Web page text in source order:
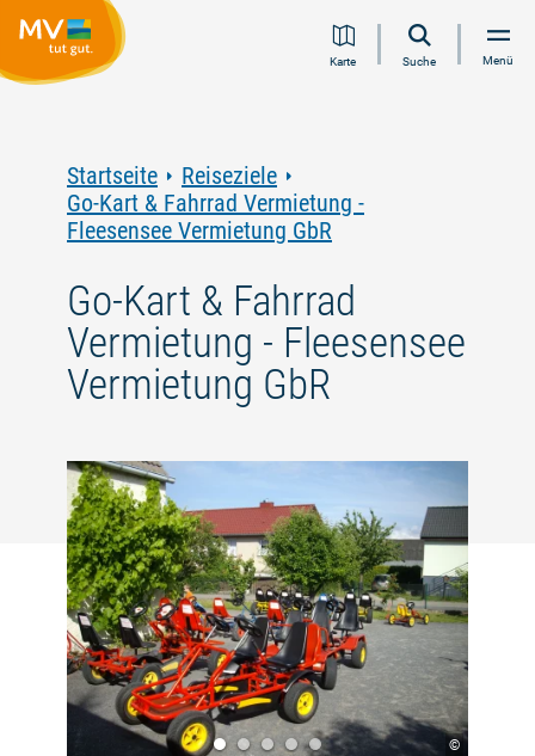
Inhalt
Navigation
Volltextsuche
FooterKarte Suche Menü
Startseite
Reiseziele
Go-Kart & Fahrrad Vermietung -
Fleesensee Vermietung GbR
Go-Kart & Fahrrad
Vermietung - Fleesensee
Vermietung GbR
©